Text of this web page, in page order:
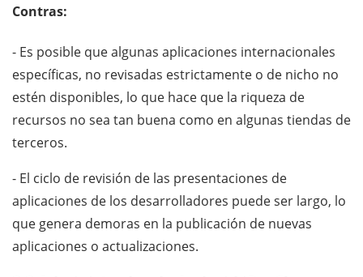
Contras:
- Es posible que algunas aplicaciones internacionales
específicas, no revisadas estrictamente o de nicho no
estén disponibles, lo que hace que la riqueza de
recursos no sea tan buena como en algunas tiendas de
terceros.
- El ciclo de revisión de las presentaciones de
aplicaciones de los desarrolladores puede ser largo, lo
que genera demoras en la publicación de nuevas
aplicaciones o actualizaciones.